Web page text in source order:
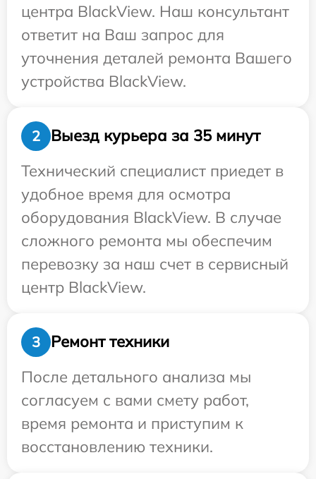
центра BlackView. Наш консультант
ответит на Ваш запрос для
уточнения деталей ремонта Вашего
устройства BlackView.
2
Выезд курьера за 35 минут
Технический специалист приедет в
удобное время для осмотра
оборудования BlackView. В случае
сложного ремонта мы обеспечим
перевозку за наш счет в сервисный
центр BlackView.
3
Ремонт техники
После детального анализа мы
согласуем с вами смету работ,
время ремонта и приступим к
восстановлению техники.